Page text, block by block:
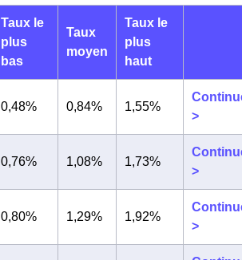
Taux le
plus
bas
Taux
moyen
Taux le
plus
haut
0,48% 0,84% 1,55%
>
0,76% 1,08% 1,73%
>
0,80% 1,29% 1,92%
>